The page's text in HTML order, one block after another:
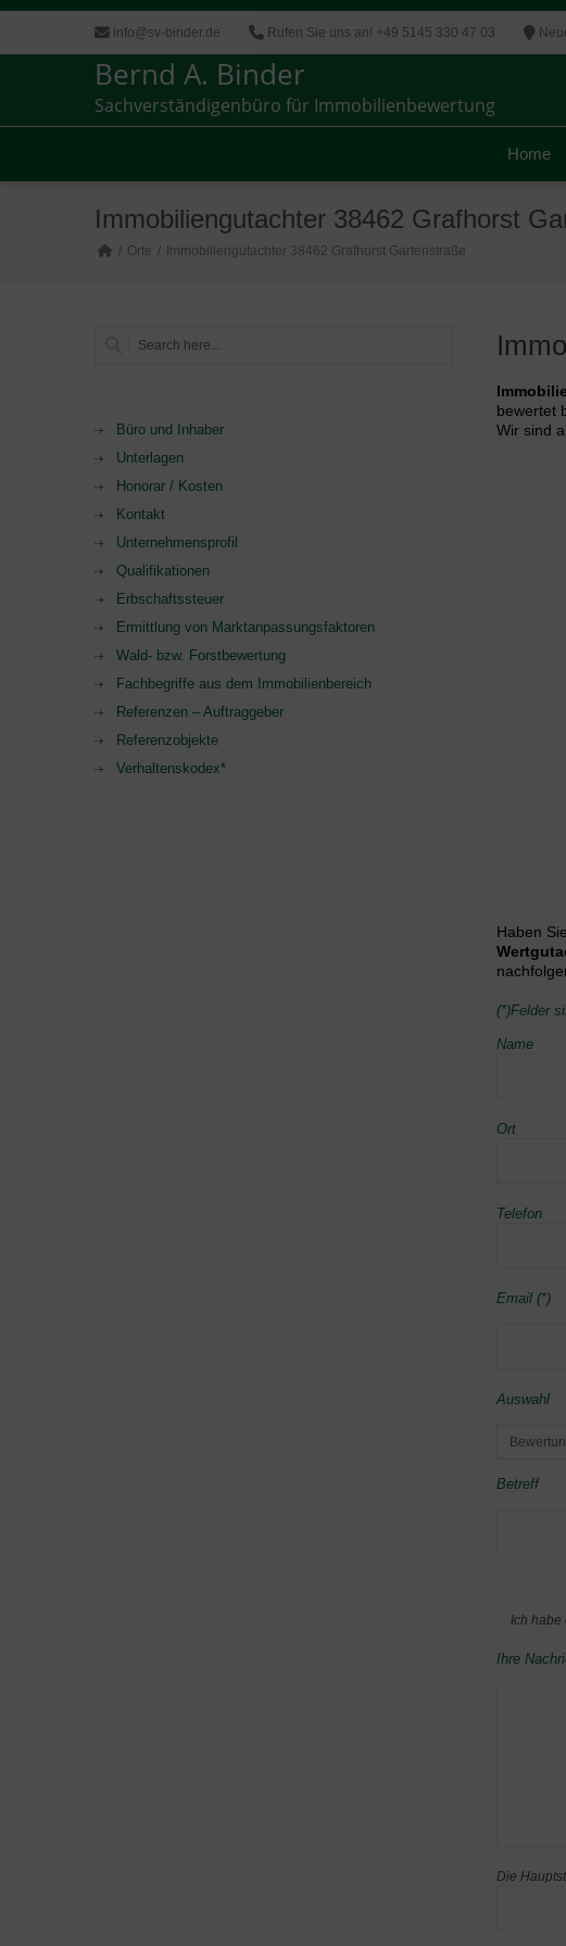
info@sv-binder.de Rufen Sie uns an! +49 5145 330 47 03
Bernd A. Binder
Sachverständigenbüro für Immobilienbewertung
Home
Immobiliengutachter 38462 Grafhorst
Orte Immobiliengutachter 38462 Grafhorst Gartenstraße
bewertet
Wir sind
Haben
(*)Felder
Name
Ort
Telefon
Email (*)
Auswahl
Betreff
Ich habe
Ihre
Die
Büro und Inhaber
Unterlagen
Honorar / Kosten
Kontakt
Unternehmensprofil
Qualifikationen
Erbschaftssteuer
Ermittlung von Marktanpassungsfaktoren
Wald- bzw. Forstbewertung
Fachbegriffe aus dem Immobilienbereich
Referenzen – Auftraggeber
Referenzobjekte
Verhaltenskodex*